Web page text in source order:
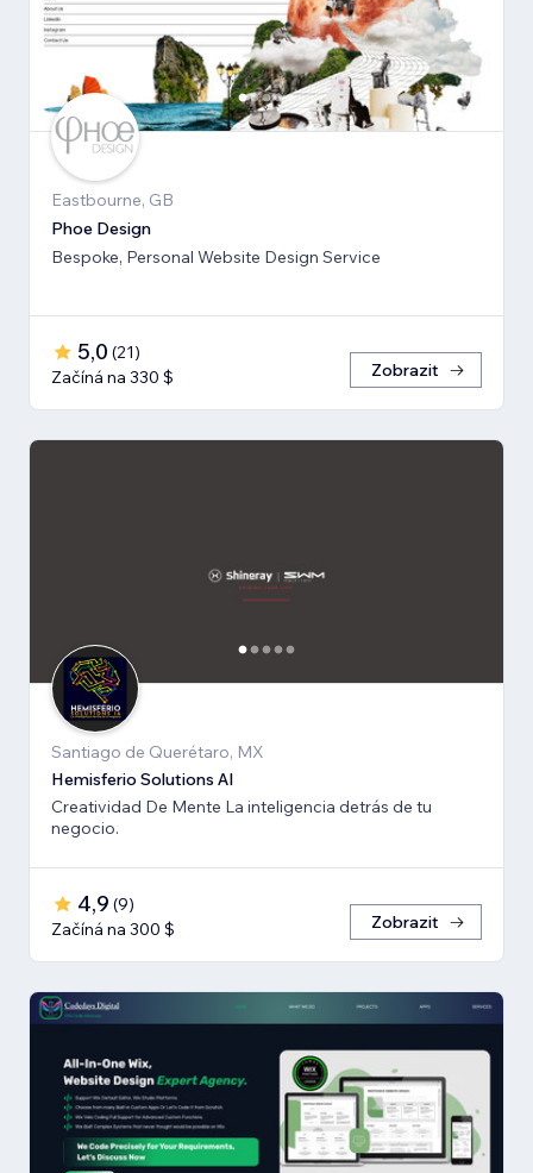
Eastbourne, GB
Phoe Design
Bespoke, Personal Website Design Service
5,0 (21)
Začíná na 330 $
Zobrazit
Santiago de Querétaro, MX
Hemisferio Solutions AI
Creatividad De Mente La inteligencia detrás de tu
negocio.
4,9 (9)
Začíná na 300 $
Zobrazit